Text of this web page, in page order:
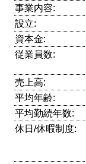
事業内容:
設立:
資本金:
従業員数:
売上高:
平均年齢:
平均勤続年数:
休日/休暇制度: